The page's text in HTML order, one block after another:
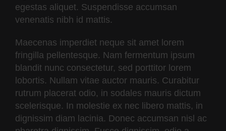
egestas aliquet. Suspendisse accumsan
venenatis nibh id mattis.
Maecenas imperdiet neque sit amet lorem
fringilla pellentesque. Nam fermentum ipsum
blandit nunc consectetur, sed porttitor lorem
lobortis. Nullam vitae auctor mauris. Curabitur
rutrum placerat odio, in sodales mauris dictum
scelerisque. In molestie ex nec libero mattis, in
dignissim diam lacinia. Donec accumsan nisl ac